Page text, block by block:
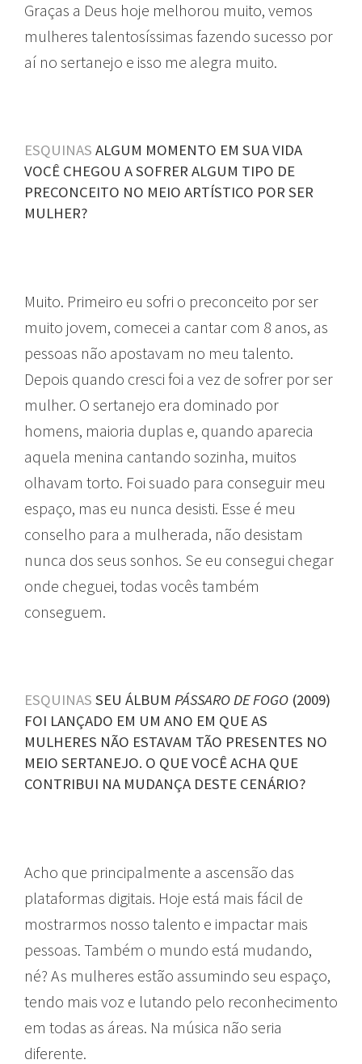
Graças a Deus hoje melhorou muito, vemos
mulheres talentosíssimas fazendo sucesso por
aí no sertanejo e isso me alegra muito.
ESQUINAS ALGUM MOMENTO EM SUA VIDA
VOCÊ CHEGOU A SOFRER ALGUM TIPO DE
PRECONCEITO NO MEIO ARTÍSTICO POR SER
MULHER?
Muito. Primeiro eu sofri o preconceito por ser
muito jovem, comecei a cantar com 8 anos, as
pessoas não apostavam no meu talento.
Depois quando cresci foi a vez de sofrer por ser
mulher. O sertanejo era dominado por
homens, maioria duplas e, quando aparecia
aquela menina cantando sozinha, muitos
olhavam torto. Foi suado para conseguir meu
espaço, mas eu nunca desisti. Esse é meu
conselho para a mulherada, não desistam
nunca dos seus sonhos. Se eu consegui chegar
onde cheguei, todas vocês também
conseguem.
ESQUINAS SEU ÁLBUM PÁSSARO DE FOGO (2009)
FOI LANÇADO EM UM ANO EM QUE AS
MULHERES NÃO ESTAVAM TÃO PRESENTES NO
MEIO SERTANEJO. O QUE VOCÊ ACHA QUE
CONTRIBUI NA MUDANÇA DESTE CENÁRIO?
Acho que principalmente a ascensão das
plataformas digitais. Hoje está mais fácil de
mostrarmos nosso talento e impactar mais
pessoas. Também o mundo está mudando,
né? As mulheres estão assumindo seu espaço,
tendo mais voz e lutando pelo reconhecimento
em todas as áreas. Na música não seria
diferente.